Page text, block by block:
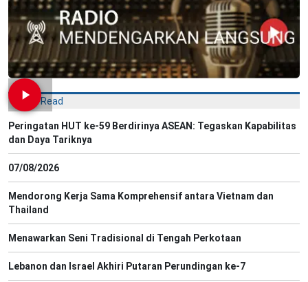
Most Read
Peringatan HUT ke-59 Berdirinya ASEAN: Tegaskan Kapabilitas
dan Daya Tariknya
07/08/2026
Mendorong Kerja Sama Komprehensif antara Vietnam dan
Thailand
Menawarkan Seni Tradisional di Tengah Perkotaan
Lebanon dan Israel Akhiri Putaran Perundingan ke-7